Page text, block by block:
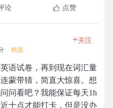
论 点赞
精选
+关注
语试卷，再到现在词汇量
蒙带猜，简直大惊喜。想
问看吧？我能保证每天1h
十点才能打卡，但是没办